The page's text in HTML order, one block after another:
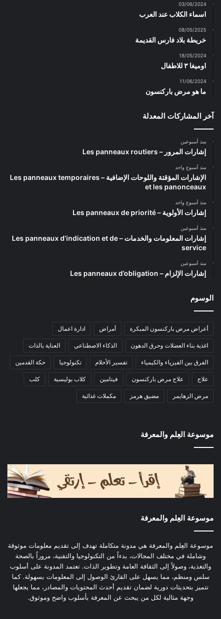
03/06/2024
اسماء الكلاب عند العرب
08/05/2025
خريطة بلاد فارس القديمة
18/05/2024
اوميغا ٣ للاطفال
11/06/2024
ما هو مرض باركنسون
آخر المشاركات المعدلة
منذ أسبوعين
إشارات المرور – Les panneaux routiers
منذ أسبوع واحد
الإشارات المؤقتة واللوحات الإضافية – Les panneaux temporaires
et les panonceaux
منذ أسبوع واحد
إشارات الأولوية – Les panneaux de priorité
منذ أسبوعين
إشارات المعلومات والخدمات – Les panneaux d’indication et de
service
منذ أسبوعين
إشارات الإلزام – Les panneaux d’obligation
الوسوم
أعراض مرض باركنسون المبكرة أمراض ادارة اعمال
اغذية بناء العضلات وحرق الدهون الذكاء الاصطناعي العناية بالذات
الفرق بين الفيزياء والكيمياء تفسير الأحلام تكنولوجيا حكة القدمين
علاج علاج مرض باركنسون فيتامين كلاب بوليسية كلب
مرض الزهايمر مضيق هرمز مكملات غذائية
موسوعة العِلم والمعرفة
موسوعة العِلم والمعرفة
موسوعة العِلم والمعرفة هي مدونة متكاملة تهدف إلى تقديم معلومات موثوقة
وشاملة في مختلف المجالات، بدءاً من التكنولوجيا والتقنية، مروراً بالصحة
والتغذية، وصولاً إلى الثقافة العامة وتطوير الذات. تعتمد المدونة على أسلوب
سلس ومنظم، مما يسهل على القارئ الوصول إلى المعلومات بسهولة. كما
تتميز بتحديثات دورية لضمان تقديم أحدث المحتويات والمصادر، مما يجعلها
وجهة مثالية لكل من يبحث عن المعرفة بأسلوب واضح وموثوق.